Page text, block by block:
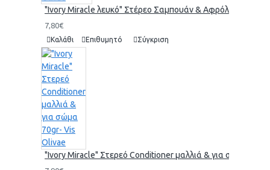
"Ivory Miracle λευκό" Στέρεο Σαμπουάν & Αφρόλουτρο
7,80€
Καλάθι Επιθυμητό Σύγκριση
"Ivory Miracle" Στερεό Conditioner μαλλιά & για σώμα